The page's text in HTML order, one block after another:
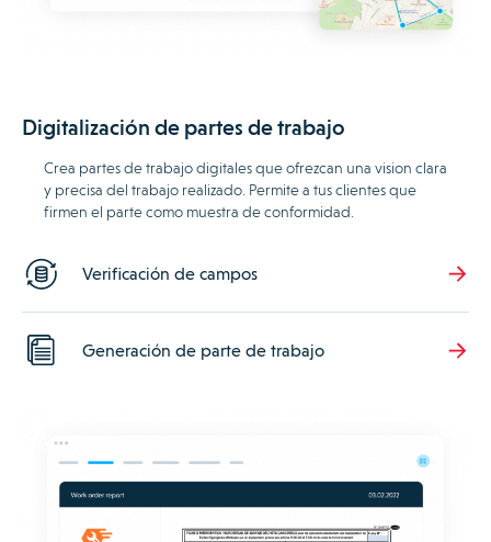
Digitalización de partes de trabajo
Crea partes de trabajo digitales que ofrezcan una vision clara
y precisa del trabajo realizado. Permite a tus clientes que
firmen el parte como muestra de conformidad.
Verificación de campos
Generación de parte de trabajo